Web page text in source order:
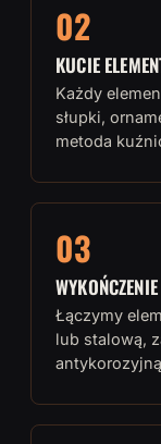
02
KUCIE
Każdy
słupki,
metoda
03
WYKOŃCZENIE
Łączymy
lub stalową,